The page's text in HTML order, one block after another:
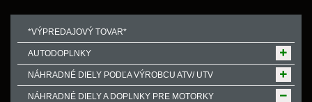
*VÝPREDAJOVÝ TOVAR*
AUTODOPLNKY
NÁHRADNÉ DIELY PODĽA VÝROBCU ATV/ UTV
NÁHRADNÉ DIELY A DOPLNKY PRE MOTORKY